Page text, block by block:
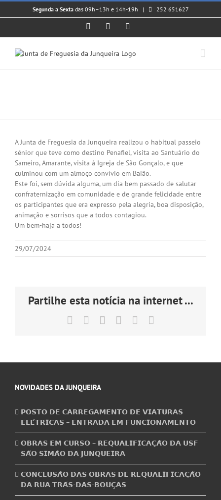
Skip
Segunda a Sextadas 09h–13h e 14h-19h | 252 651627
FacebookInstagram
A Junta de Freguesia da Junqueira realizou o habitual passeio
sénior que teve como destino Penafiel, visita ao Santuário do
Sameiro, Amarante, visita à Igreja de São Gonçalo, e que
culminou com um almoço convívio em Baião.
Este foi, sem dúvida alguma, um dia bem passado de salutar
confraternização em comunidade e de grande felicidade entre
os participantes que era expresso pela alegria, boa disposição,
animação e sorrisos que a todos contagiou.
Um bem-haja a todos!
29/07/2024
Partilhe esta notícia na internet ...
Facebook LinkedInTumblrPinterest
publicado)
NOVIDADES DA JUNQUEIRA
𝗣𝗢𝗦𝗧𝗢 𝗗𝗘 𝗖𝗔𝗥𝗥𝗘𝗚𝗔𝗠𝗘𝗡𝗧𝗢 𝗗𝗘 𝗩𝗜𝗔𝗧𝗨𝗥𝗔𝗦
𝗘𝗟𝗘́𝗧𝗥𝗜𝗖𝗔𝗦 – 𝗘𝗡𝗧𝗥𝗔𝗗𝗔 𝗘𝗠 𝗙𝗨𝗡𝗖𝗜𝗢𝗡𝗔𝗠𝗘𝗡𝗧𝗢
𝗢𝗕𝗥𝗔𝗦 𝗘𝗠 𝗖𝗨𝗥𝗦𝗢 – 𝗥𝗘𝗤𝗨𝗔𝗟𝗜𝗙𝗜𝗖𝗔𝗖̧𝗔̃𝗢 𝗗𝗔 𝗨𝗦𝗙
𝗦𝗔̃𝗢 𝗦𝗜𝗠𝗔̃𝗢 𝗗𝗔 𝗝𝗨𝗡𝗤𝗨𝗘𝗜𝗥𝗔
𝗖𝗢𝗡𝗖𝗟𝗨𝗦𝗔̃𝗢 𝗗𝗔𝗦 𝗢𝗕𝗥𝗔𝗦 𝗗𝗘 𝗥𝗘𝗤𝗨𝗔𝗟𝗜𝗙𝗜𝗖𝗔𝗖̧𝗔̃𝗢
𝗗𝗔 𝗥𝗨𝗔 𝗧𝗥𝗔́𝗦-𝗗𝗔𝗦-𝗕𝗢𝗨𝗖̧𝗔𝗦